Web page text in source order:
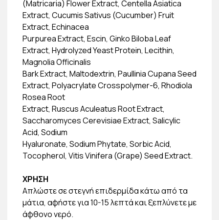
(Matricaria) Flower Extract, Centella Asiatica
Extract, Cucumis Sativus (Cucumber) Fruit
Extract, Echinacea
Purpurea Extract, Escin, Ginko Biloba Leaf
Extract, Hydrolyzed Yeast Protein, Lecithin,
Magnolia Officinalis
Bark Extract, Maltodextrin, Paullinia Cupana Seed
Extract, Polyacrylate Crosspolymer-6, Rhodiola
Rosea Root
Extract, Ruscus Aculeatus Root Extract,
Saccharomyces Cerevisiae Extract, Salicylic
Acid, Sodium
Hyaluronate, Sodium Phytate, Sorbic Acid,
Tocopherol, Vitis Vinifera (Grape) Seed Extract.
ΧΡΗΣΗ
Απλώστε σε στεγνή επιδερμίδα κάτω από τα
μάτια, αφήστε για 10-15 λεπτά και ξεπλύνετε με
άφθονο νερό.